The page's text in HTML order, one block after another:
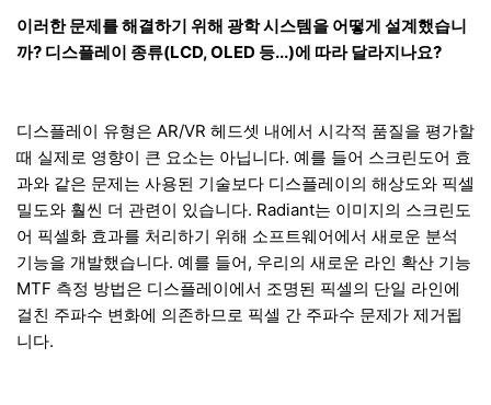
이러한 문제를 해결하기 위해 광학 시스템을 어떻게 설계했습니
까? 디스플레이 종류(LCD, OLED 등...)에 따라 달라지나요?
디스플레이 유형은 AR/VR 헤드셋 내에서 시각적 품질을 평가할
때 실제로 영향이 큰 요소는 아닙니다. 예를 들어 스크린도어 효
과와 같은 문제는 사용된 기술보다 디스플레이의 해상도와 픽셀
밀도와 훨씬 더 관련이 있습니다. Radiant는 이미지의 스크린도
어 픽셀화 효과를 처리하기 위해 소프트웨어에서 새로운 분석
기능을 개발했습니다. 예를 들어, 우리의 새로운 라인 확산 기능
MTF 측정 방법은 디스플레이에서 조명된 픽셀의 단일 라인에
걸친 주파수 변화에 의존하므로 픽셀 간 주파수 문제가 제거됩
니다.